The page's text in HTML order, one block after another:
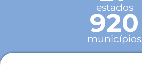
estados
920
municípios